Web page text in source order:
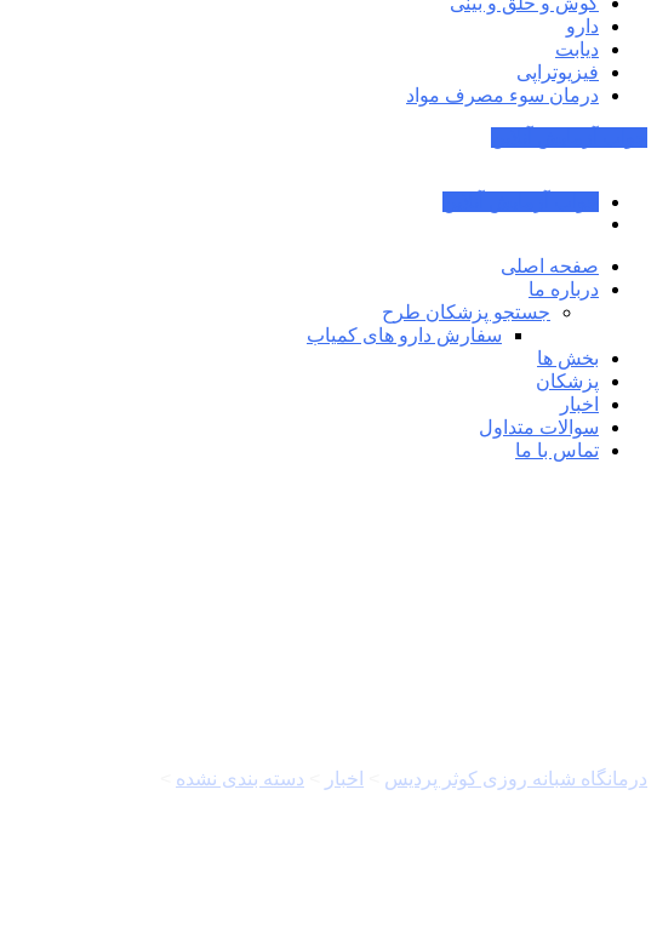
دارو
دیابت
فیزیوتراپی
درمان سوء مصرف مواد
صفحه اصلی
درباره ما
جستجو پزشکان طرح
سفارش دارو های کمیاب
بخش ها
پزشکان
اخبار
سوالات متداول
تماس با ما
درمانگاه شبانه روزی کوثر پردیس اخبار دسته بندی نشده